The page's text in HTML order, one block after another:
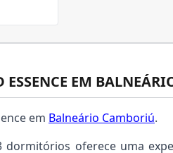
ESSENCE EM
em Balneário Camboriú.
dormitórios oferece uma